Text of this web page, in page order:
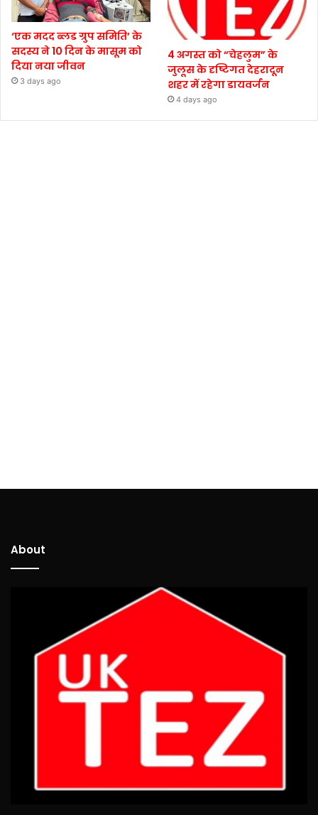
‘एक मदद ब्लड ग्रुप समिति’ के
सदस्य ने 10 दिन के मासूम को
दिया नया जीवन
3 days ago
4 अगस्त को “चेहलुम” के
जुलूस के दृष्टिगत देहरादून
शहर में रहेगा डायवर्जन
4 days ago
About